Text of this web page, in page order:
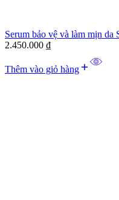
Serum bảo vệ và làm mịn
2.450.000 ₫
Thêm vào giỏ hàng